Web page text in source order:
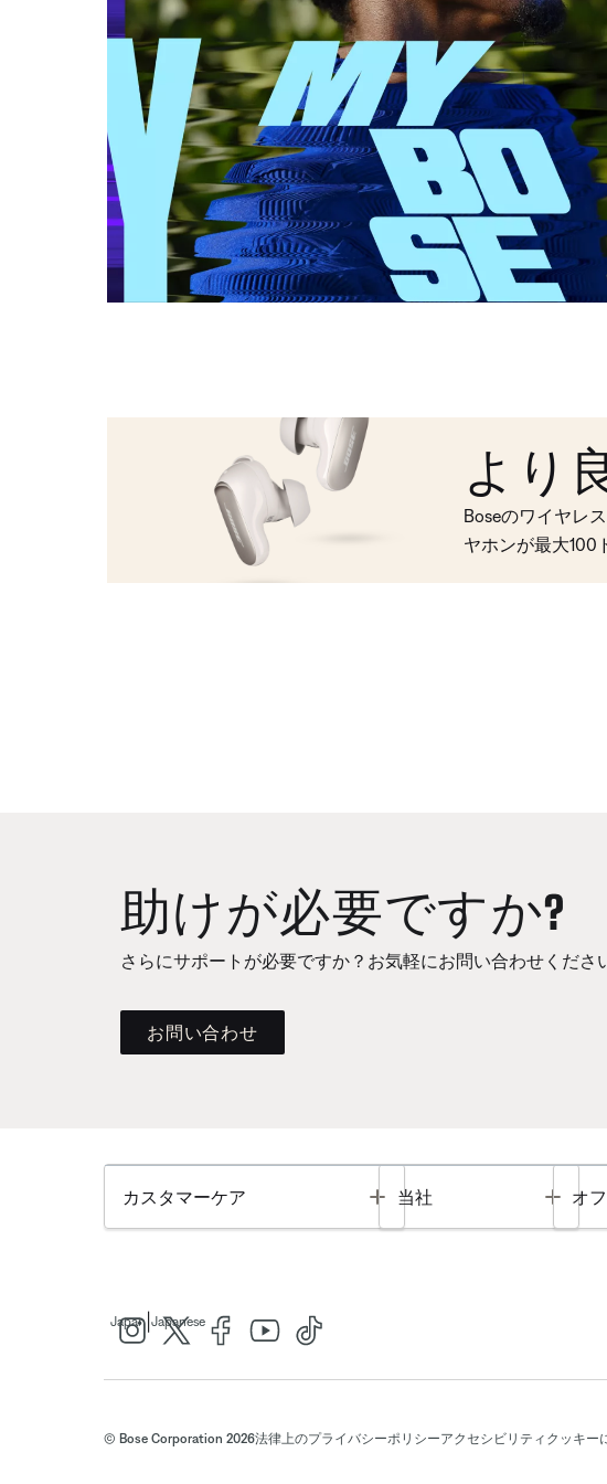
より
Boseのワイヤレ
ヤホンが最大100
助けが必要ですか?
さらにサポートが必要ですか？お気軽にお問い合わせくださ
お問い合わせ
カスタマーケア Toggle
当社 オ
Japan Japanese
© Bose Corporation 2026法律上のプライバシーポリシーアクセシビリティ クッキー